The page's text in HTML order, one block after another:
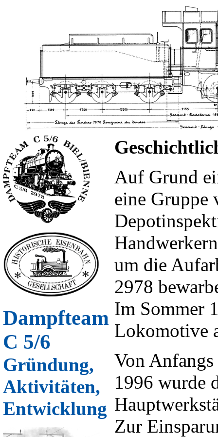
Dampfteam
C 5/6
Gründung,
Aktivitäten,
Entwicklung
Auf Grund
eine
um die
2978
Im Sommer
Lokomotive
Von
1996 wurde
Zur